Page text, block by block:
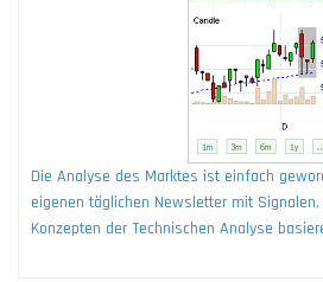
Die Analyse des Marktes ist einfach
eigenen täglichen Newsletter mit
Konzepten der Technischen Analyse